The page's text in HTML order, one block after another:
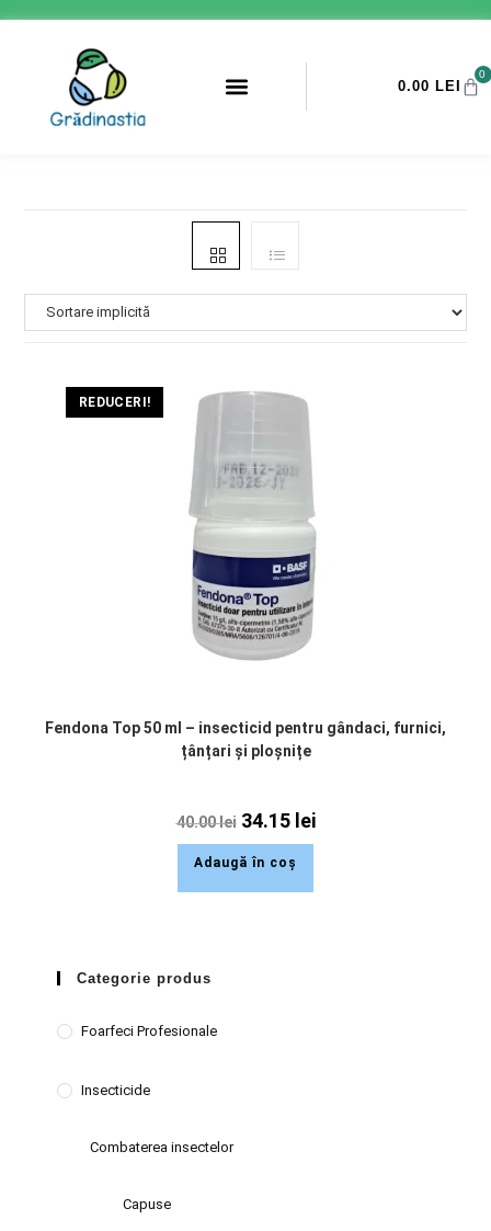
0.00 LEI
0
REDUCERI!
Fendona Top 50 ml – insecticid pentru gândaci, furnici,
țânțari și ploșnițe
40.00lei 34.15 lei
Adaugă în coș
Categorie produs
Foarfeci Profesionale
Insecticide
Combaterea insectelor
Capuse